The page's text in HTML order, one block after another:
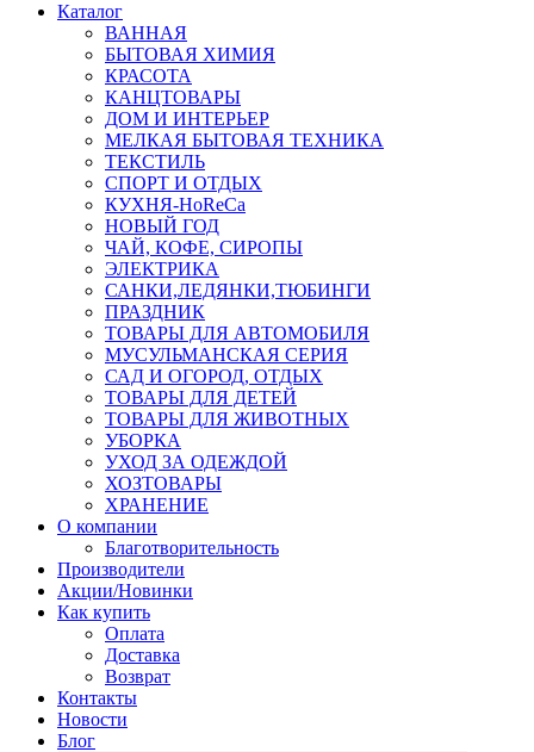
Каталог
ВАННАЯ
БЫТОВАЯ ХИМИЯ
КРАСОТА
КАНЦТОВАРЫ
ДОМ И ИНТЕРЬЕР
МЕЛКАЯ БЫТОВАЯ ТЕХНИКА
ТЕКСТИЛЬ
СПОРТ И ОТДЫХ
КУХНЯ-HoReCa
НОВЫЙ ГОД
ЧАЙ, КОФЕ, СИРОПЫ
ЭЛЕКТРИКА
САНКИ,ЛЕДЯНКИ,ТЮБИНГИ
ПРАЗДНИК
ТОВАРЫ ДЛЯ АВТОМОБИЛЯ
МУСУЛЬМАНСКАЯ СЕРИЯ
САД И ОГОРОД, ОТДЫХ
ТОВАРЫ ДЛЯ ДЕТЕЙ
ТОВАРЫ ДЛЯ ЖИВОТНЫХ
УБОРКА
УХОД ЗА ОДЕЖДОЙ
ХОЗТОВАРЫ
ХРАНЕНИЕ
О компании
Благотворительность
Производители
Акции/Новинки
Как купить
Оплата
Доставка
Возврат
Контакты
Новости
Блог